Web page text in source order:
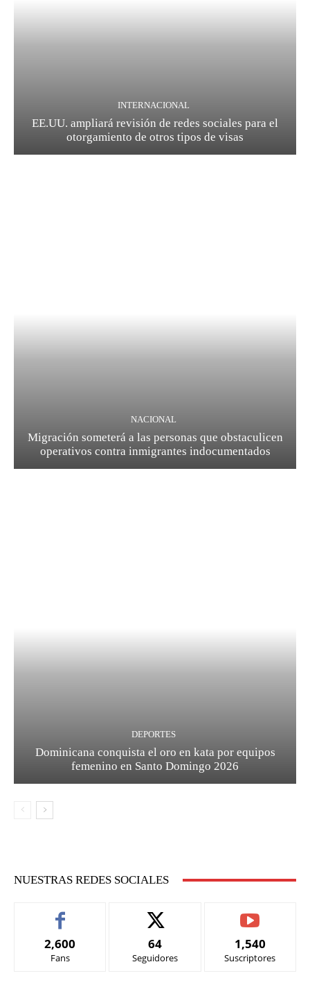
INTERNACIONAL
EE.UU. ampliará revisión de redes sociales para el
otorgamiento de otros tipos de visas
NACIONAL
Migración someterá a las personas que obstaculicen
operativos contra inmigrantes indocumentados
DEPORTES
Dominicana conquista el oro en kata por equipos
femenino en Santo Domingo 2026
NUESTRAS REDES SOCIALES
2,600
Fans
64
Seguidores
1,540
Suscriptores